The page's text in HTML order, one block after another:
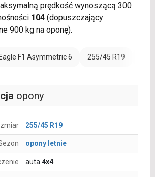
prędkość wynoszącą 300
104(dopuszczający
900 kg na oponę).
Eagle F1 Asymmetric 6 255/45 R19
opony
255/45 R19
opony letnie
auta 4x4